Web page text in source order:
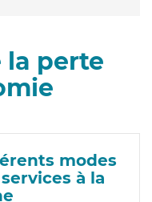
la perte
modes
à la